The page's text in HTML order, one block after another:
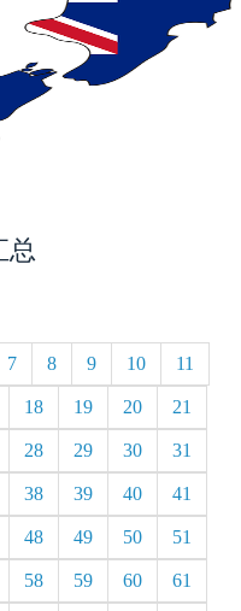
总
7 8 9 10 11
18 19 20 21
28 29 30 31
38 39 40 41
48 49 50 51
58 59 60 61